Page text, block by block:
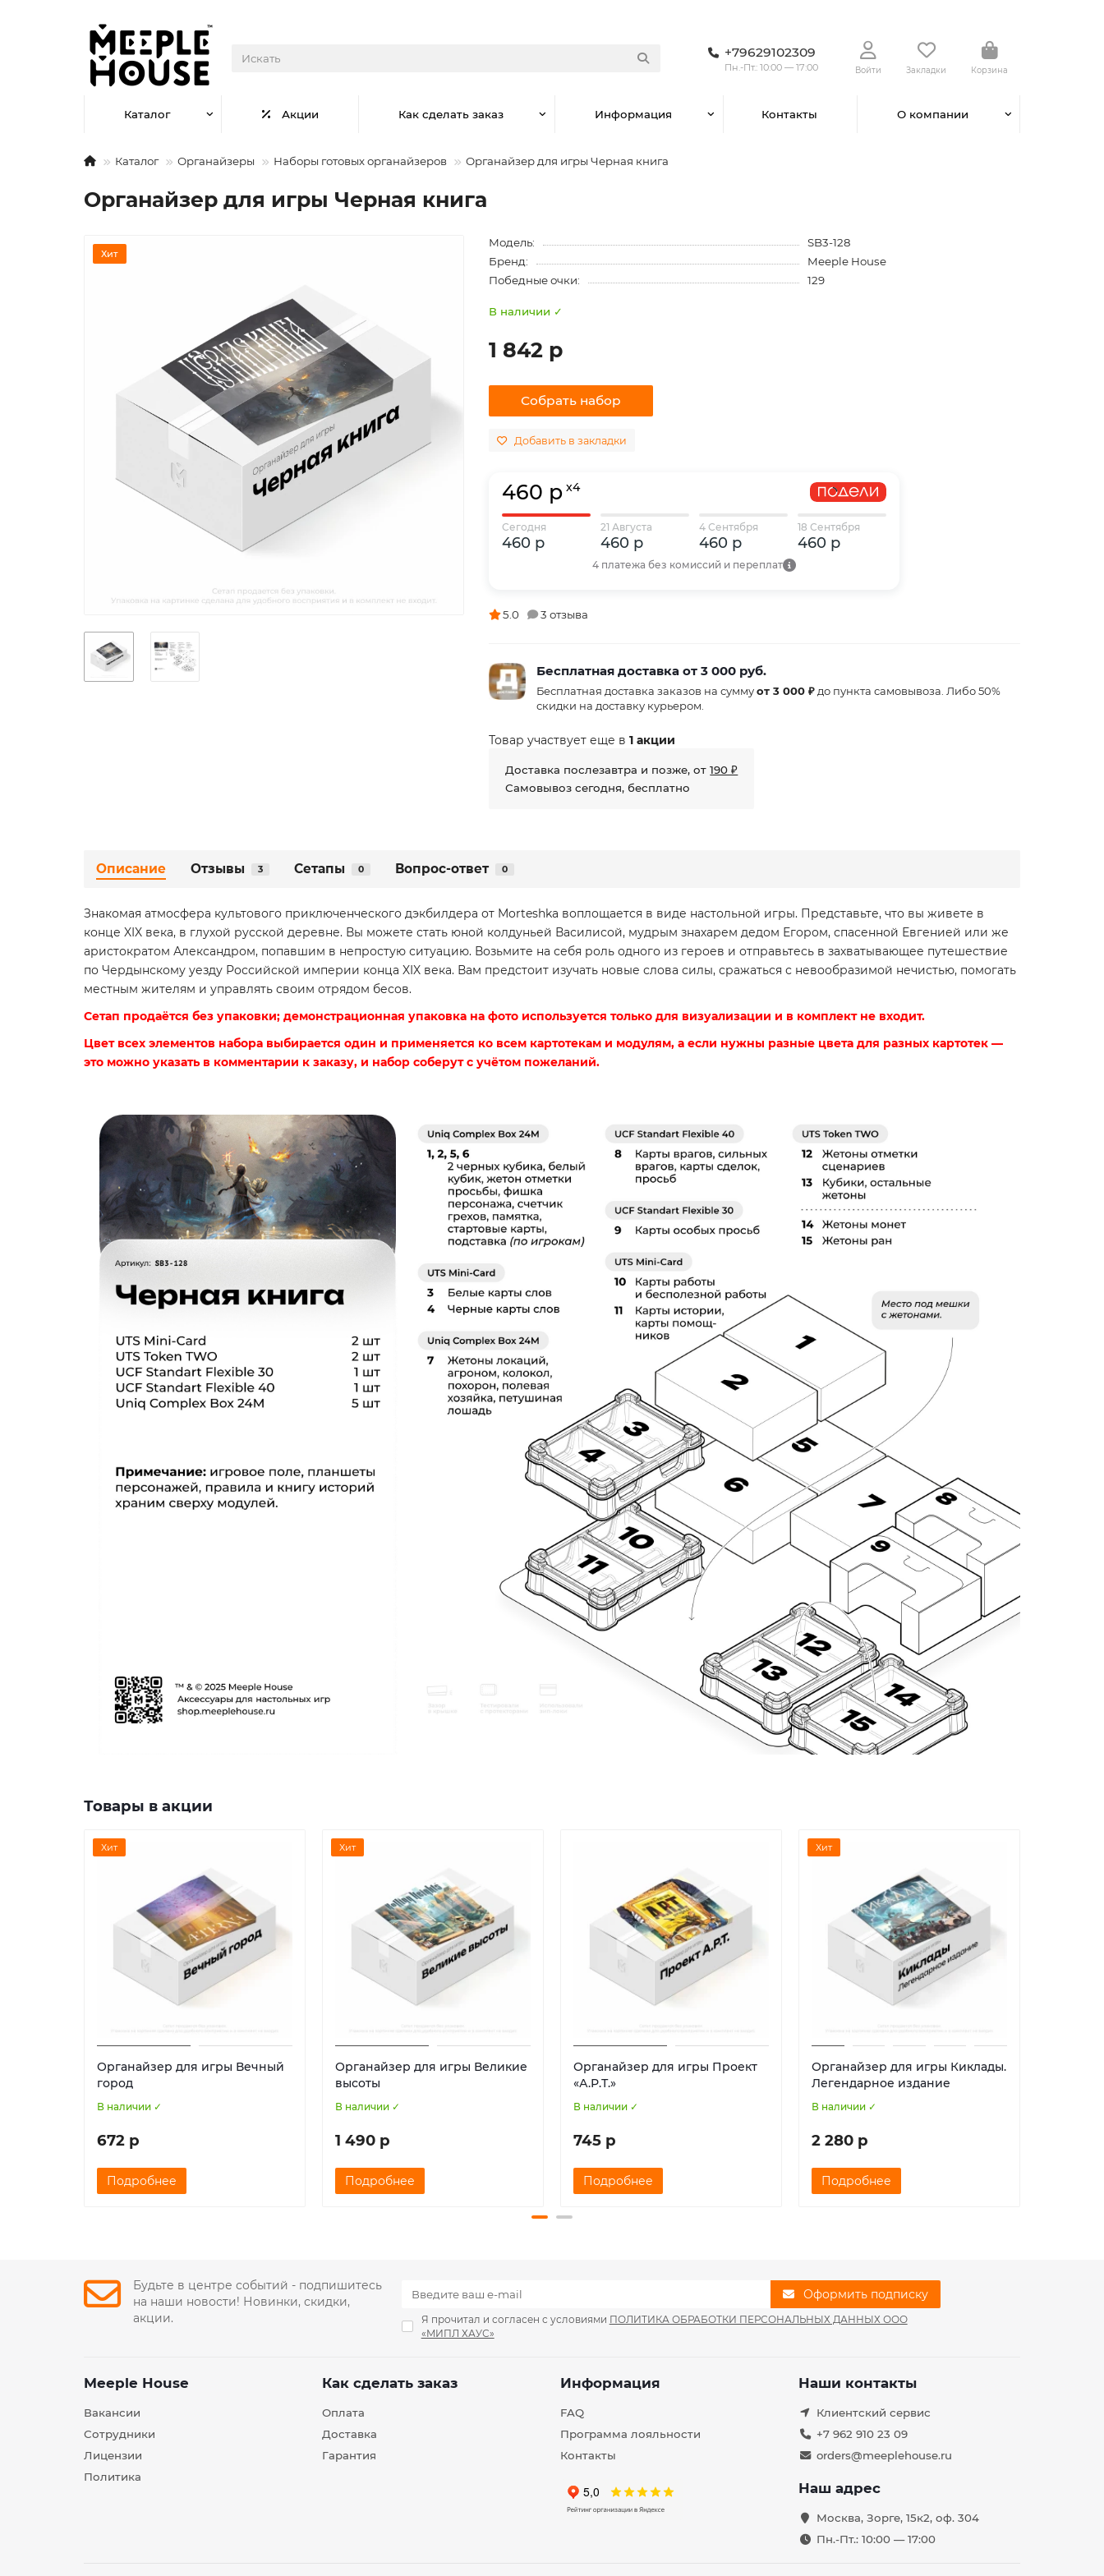
+79629102309
Пн.-Пт.: 10:00 — 17:00 Войти Закладки Корзина
Каталог Акции Как сделать заказ Информация Контакты О компании
Каталог Органайзеры Наборы готовых органайзеров Органайзер для игры Черная книга
Органайзер для игры Черная книга
Хит
Модель:
SB3-128
Бренд:
Meeple House
Победные очки:
129
В наличии ✓
1 842 р
Собрать набор
Добавить в закладки
460 р x4
Сегодня
460 р
21 Августа
460 р
4 Сентября
460 р
18 Сентября
460 р
4 платежа без комиссий и переплат
5.0 3 отзыва
Бесплатная доставка от 3 000 руб.
Бесплатная доставка заказов на суммуот 3 000 ₽ до пункта самовывоза. Либо 50%
скидки на доставку курьером.
Товар участвует еще в1 акции
Доставка послезавтра и позже, от190 ₽
Самовывоз сегодня, бесплатно
Описание Отзывы 3 Сетапы 0 Вопрос-ответ 0
Знакомая атмосфера культового приключенческого дэкбилдера от Morteshka воплощается в виде настольной игры. Представьте, что вы живете в
конце XIX века, в глухой русской деревне. Вы можете стать юной колдуньей Василисой, мудрым знахарем дедом Егором, спасенной Евгенией или же
аристократом Александром, попавшим в непростую ситуацию. Возьмите на себя роль одного из героев и отправьтесь в захватывающее путешествие
по Чердынскому уезду Российской империи конца XIX века. Вам предстоит изучать новые слова силы, сражаться с невообразимой нечистью, помогать
местным жителям и управлять своим отрядом бесов.
Сетап продаётся без упаковки; демонстрационная упаковка на фото используется только для визуализации и в комплект не входит.
Цвет всех элементов набора выбирается один и применяется ко всем картотекам и модулям, а если нужны разные цвета для разных картотек —
это можно указать в комментарии к заказу, и набор соберут с учётом пожеланий.
Товары в акции
Хит
Органайзер для игры Вечный
город
В наличии ✓
672 р
Подробнее
Хит
Органайзер для игры Великие
высоты
В наличии ✓
1 490 р
Подробнее
Органайзер для игры Проект
«А.Р.Т.»
В наличии ✓
745 р
Подробнее
Хит
Органайзер для игры Киклады.
Легендарное издание
В наличии ✓
2 280 р
Подробнее
Будьте в центре событий - подпишитесь
на наши новости! Новинки, скидки,
акции.
Оформить подписку
Я прочитал и согласен с условиями ПОЛИТИКА ОБРАБОТКИ ПЕРСОНАЛЬНЫХ ДАННЫХ ООО
«МИПЛ ХАУС»
Meeple House
Вакансии
Сотрудники
Лицензии
Политика
Как сделать заказ
Оплата
Доставка
Гарантия
Информация
FAQ
Программа лояльности
Контакты
Наши контакты
Клиентский сервис
+7 962 910 23 09
orders@meeplehouse.ru
Наш адрес
Москва, Зорге, 15к2, оф. 304
Пн.-Пт.: 10:00 — 17:00